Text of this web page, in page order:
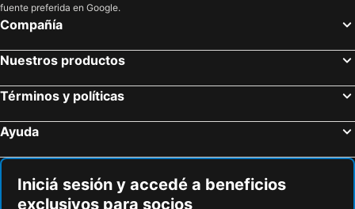
fuente preferida en Google.
Compañía
Nuestros productos
Términos y políticas
Ayuda
Iniciá sesión y accedé a beneficios
exclusivos para socios